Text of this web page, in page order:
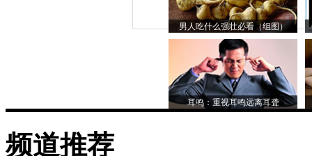
男人吃什么强壮必看（组图）
耳鸣：重视耳鸣远离耳聋
频道推荐